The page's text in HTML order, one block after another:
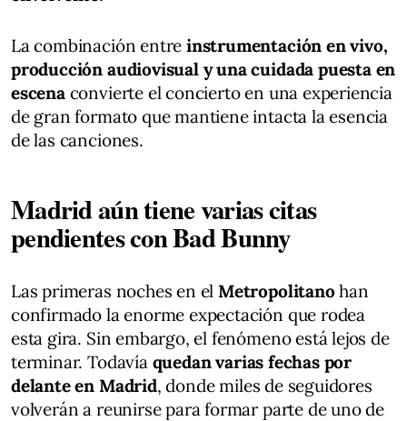
La combinación entre instrumentación en vivo,
producción audiovisual y una cuidada puesta en
escenaconvierte el concierto en una experiencia
de gran formato que mantiene intacta la esencia
de las canciones.
Madrid aún tiene varias citas
pendientes con Bad Bunny
Las primeras noches en elMetropolitanohan
confirmado la enorme expectación que rodea
esta gira. Sin embargo, el fenómeno está lejos de
terminar. Todavía quedan varias fechas por
delante en Madrid, donde miles de seguidores
volverán a reunirse para formar parte de uno de